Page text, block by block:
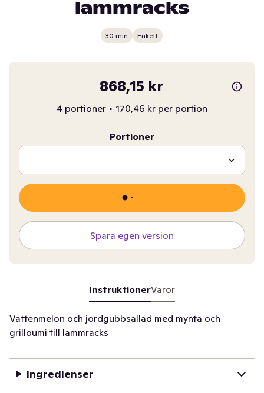
lammracks
30 min Enkelt
868,15 kr
4 portioner • 170,46 kr per portion
Portioner
Spara egen version
InstruktionerVaror
Vattenmelon och jordgubbsallad med mynta och
grilloumi till lammracks
Ingredienser